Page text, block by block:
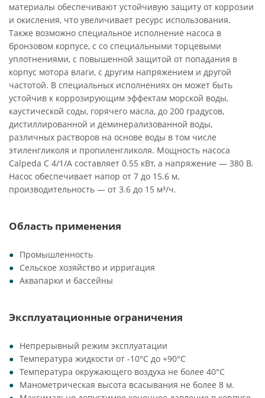
материалы обеспечивают устойчивую защиту от коррозии
и окисления, что увеличивает ресурс использования.
Также возможно специальное исполнение насоса в
бронзовом корпусе, с со специальными торцевыми
уплотнениями, с повышенной защитой от попадания в
корпус мотора влаги, с другим напряжением и другой
частотой. В специальных исполнениях он может быть
устойчив к коррозирующим эффектам морской воды,
каустической соды, горячего масла, до 200 градусов,
дистиллированной и деминерализованной воды,
различных растворов на основе воды в том числе
этиленгликоля и пропиленгликоля. Мощность насоса
Calpeda C 4/1/A составляет 0.55 кВт, а напряжение — 380 В.
Насос обеспечивает напор от 7 до 15.6 м,
производительность — от 3.6 до 15 м³/ч.
Область применения
Промышленность
Сельское хозяйство и ирригация
Аквапарки и бассейны
Эксплуатационные ограничения
Непрерывный режим эксплуатации
Температура жидкости от -10°C до +90°C
Температура окружающего воздуха не более 40°C
Манометрическая высота всасывания не более 8 м.